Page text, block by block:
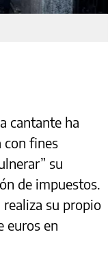
cantante ha
con fines
su
de impuestos.
su propio
euros en